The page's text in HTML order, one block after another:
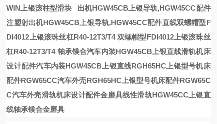
WIN上银滚柱型滑块出机HGW45CB上银导轨,HGW45CC配件
注塑射出机HGW45CB上银导轨,HGW45CC配件直线双螺帽型F
DI4012上银滚珠丝杠R40-12T3/T4 双螺帽型FDI4012上银滚珠丝
杠R40-12T3/T4轴承镁合汽车内装HGW45CB上银直线滑轨机床
设计配件汽车内装HGW45CB上银直线RGH65HC上银型号机床
配件RGW65CC汽车外壳RGH65HC上银型号机床配件RGW65C
C汽车外壳滑轨机床设计配件金磨具线性滑轨HGW45CC上银直
线轴承镁合金磨具